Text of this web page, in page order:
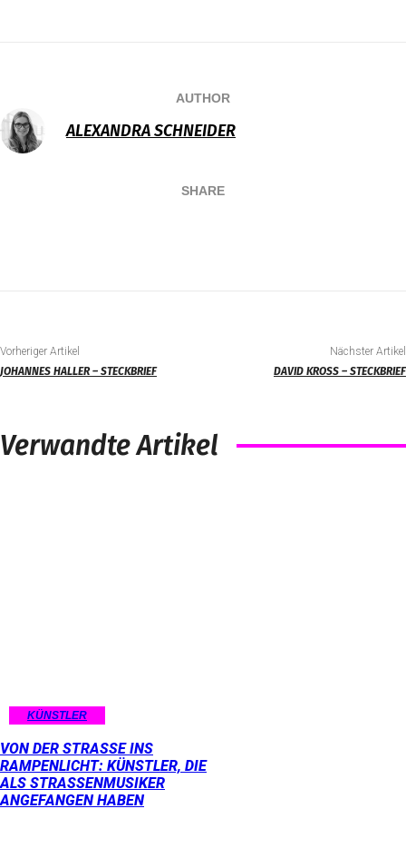
AUTHOR
ALEXANDRA SCHNEIDER
SHARE
Vorheriger Artikel
JOHANNES HALLER – STECKBRIEF
Nächster Artikel
DAVID KROSS – STECKBRIEF
Verwandte Artikel
KÜNSTLER
VON DER STRASSE INS R
AMPENLICHT: KÜNSTLER, DIE A
LS STRASSENMUSIKER AN
GEFANGEN HABEN